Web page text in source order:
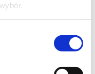
18 lat?
do
ma go w słowniku